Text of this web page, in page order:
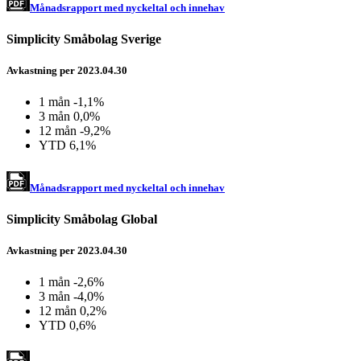
Månadsrapport med nyckeltal och innehav
Simplicity Småbolag Sverige
Avkastning per 2023.04.30
1 mån -1,1%
3 mån 0,0%
12 mån -9,2%
YTD 6,1%
Månadsrapport med nyckeltal och innehav
Simplicity Småbolag Global
Avkastning per 2023.04.30
1 mån -2,6%
3 mån -4,0%
12 mån 0,2%
YTD 0,6%